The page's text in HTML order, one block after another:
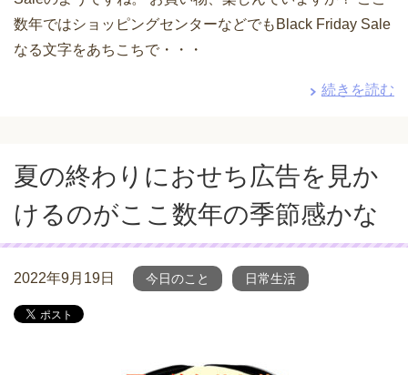
数年ではショッピングセンターなどでもBlack Friday Sale
なる文字をあちこちで・・・
続きを読む
夏の終わりにおせち広告を見か
けるのがここ数年の季節感かな
2022年9月19日 今日のこと 日常生活